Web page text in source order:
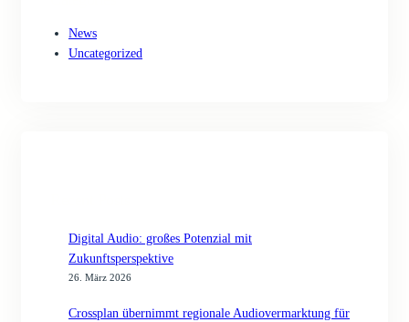
News
Uncategorized
Digital Audio: großes Potenzial mit
Zukunftsperspektive
26. März 2026
Crossplan übernimmt regionale Audiovermarktung für